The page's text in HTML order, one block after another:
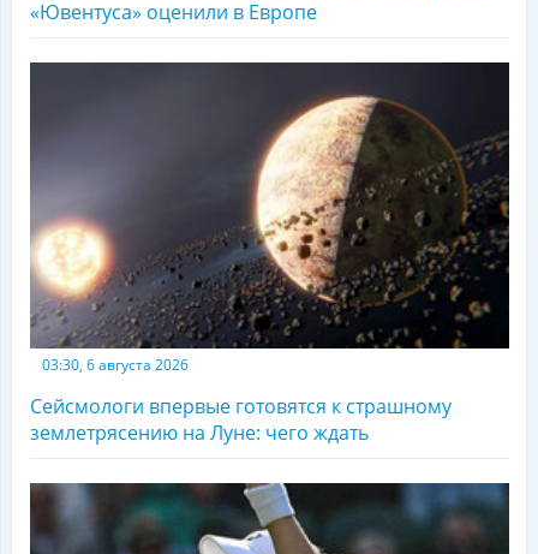
«Ювентуса» оценили в Европе
03:30, 6 августа 2026
Сейсмологи впервые готовятся к страшному
землетрясению на Луне: чего ждать